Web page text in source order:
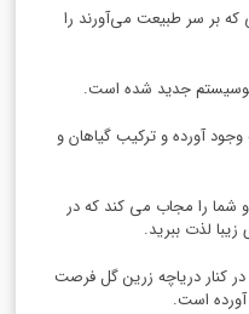
که بر سر طبیعت می‌آورند را
جدید شده است.
آورده و ترکیب گیاهان و
شما را مجاب می کند که در
لذت ببرید.
کنار دریاچه زرین گل فرصت
آورده است.